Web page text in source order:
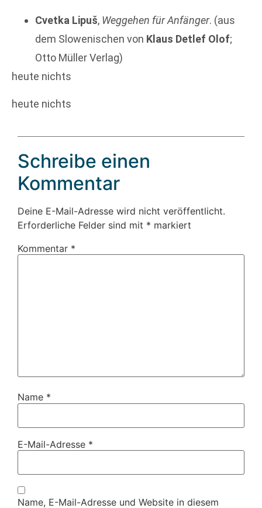
Cvetka Lipuš, Weggehen für Anfänger. (aus
dem Slowenischen von Klaus ­Detlef Olof;
Otto Müller Verlag)
heute nichts
heute nichts
Schreibe einen
Kommentar
Deine E-Mail-Adresse wird nicht veröffentlicht.
Erforderliche Felder sind mit * markiert
Kommentar *
Name *
E-Mail-Adresse *
Name, E-Mail-Adresse und Website in diesem